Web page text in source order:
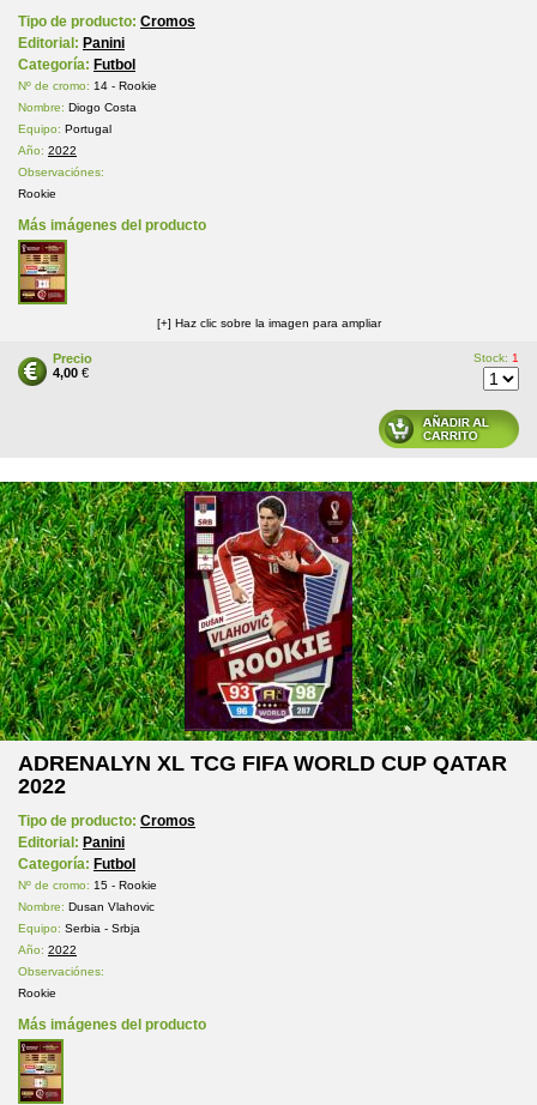
Tipo de producto: Cromos
Editorial: Panini
Categoría: Futbol
Nº de cromo: 14 - Rookie
Nombre: Diogo Costa
Equipo: Portugal
Año: 2022
Observaciónes:
Rookie
Más imágenes del producto
[+] Haz clic sobre la imagen para ampliar
Precio
4,00 €
Stock: 1
ADRENALYN XL TCG FIFA WORLD CUP QATAR
2022
Tipo de producto: Cromos
Editorial: Panini
Categoría: Futbol
Nº de cromo: 15 - Rookie
Nombre: Dusan Vlahovic
Equipo: Serbia - Srbja
Año: 2022
Observaciónes:
Rookie
Más imágenes del producto